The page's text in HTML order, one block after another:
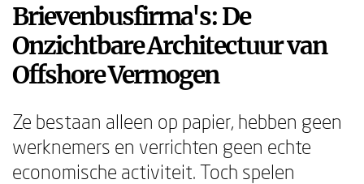
Brievenbusfirma's: De
Onzichtbare Architectuur van
Offshore Vermogen
Ze bestaan alleen op papier, hebben geen
werknemers en verrichten geen echte
economische activiteit. Toch spelen